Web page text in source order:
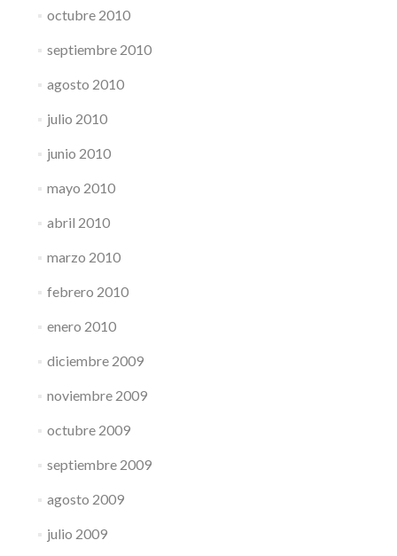
octubre 2010
septiembre 2010
agosto 2010
julio 2010
junio 2010
mayo 2010
abril 2010
marzo 2010
febrero 2010
enero 2010
diciembre 2009
noviembre 2009
octubre 2009
septiembre 2009
agosto 2009
julio 2009